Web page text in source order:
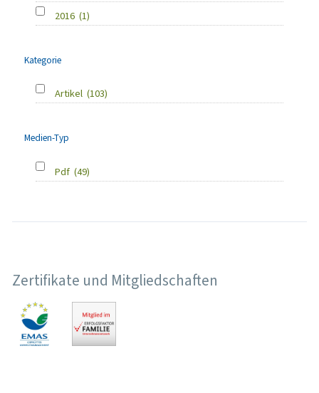
2016 (1)
Kategorie
Artikel (103)
Medien-Typ
Pdf (49)
Zertifikate und Mitgliedschaften